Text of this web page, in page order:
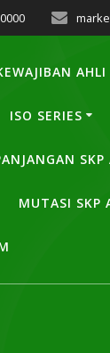
AHLI
ISO SERIES
MUTASI SKP